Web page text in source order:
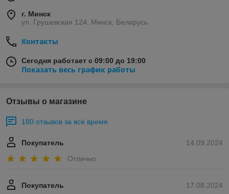
г. Минск
ул. Грушевская 124, Минск, Беларусь
Контакты
Сегодня работает с 09:00 до 19:00
Показать весь график работы
Отзывы о магазине
180 отзывов за всё время
14.09.2024
Покупатель
Отлично
17.08.2024
Покупатель